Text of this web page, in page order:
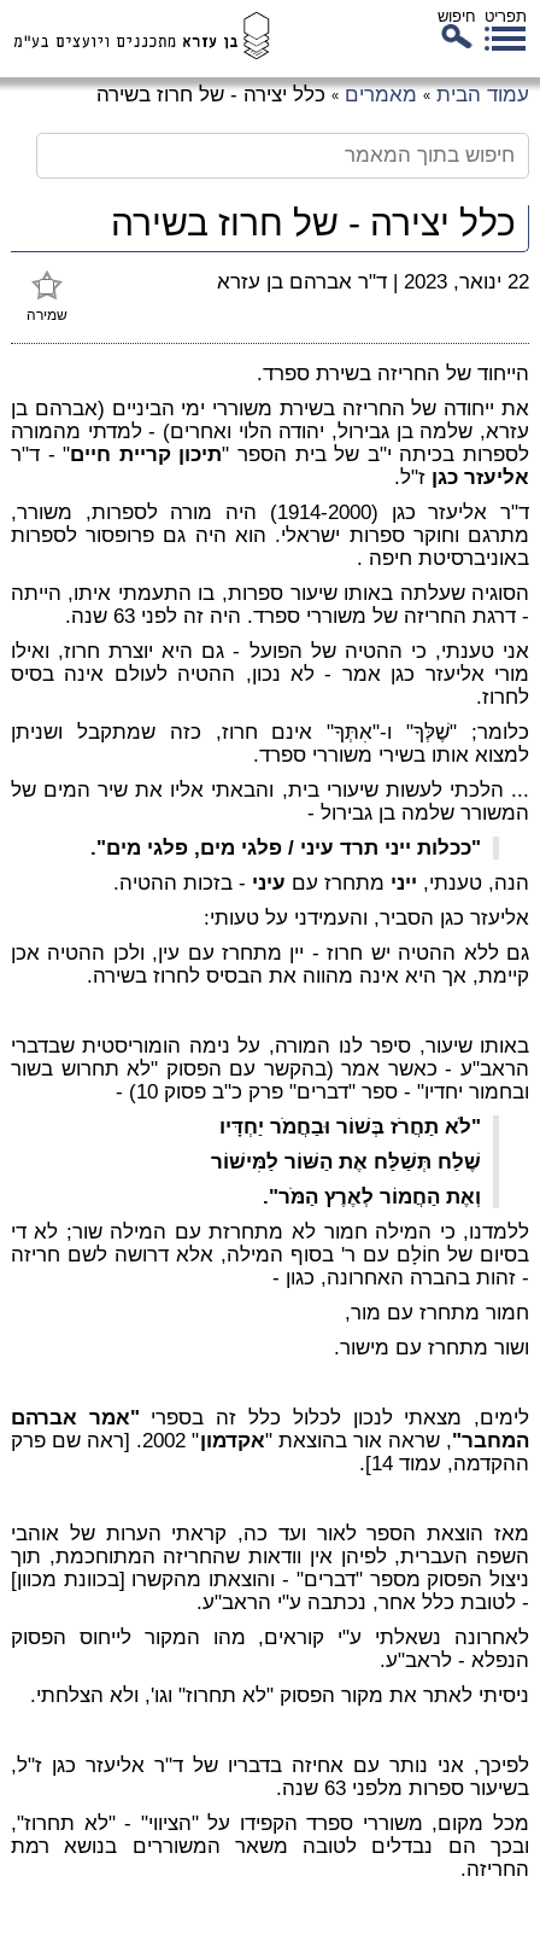
תפריט חיפוש
עמוד הבית » מאמרים » כלל יצירה - של חרוז בשירה
כלל יצירה - של חרוז בשירה
שמירה
22 ינואר, 2023 | ד"ר אברהם בן עזרא
הייחוד של החריזה בשירת ספרד.
את ייחודה של החריזה בשירת משוררי ימי הביניים (אברהם בן
עזרא, שלמה בן גבירול, יהודה הלוי ואחרים) - למדתי מהמורה
לספרות בכיתה י"ב של בית הספר "תיכון קריית חיים" - ד"ר
אליעזר כגן ז"ל.
ד"ר אליעזר כגן (1914-2000) היה מורה לספרות, משורר,
מתרגם וחוקר ספרות ישראלי. הוא היה גם פרופסור לספרות
באוניברסיטת חיפה .
הסוגיה שעלתה באותו שיעור ספרות, בו התעמתי איתו, הייתה
- דרגת החריזה של משוררי ספרד. היה זה לפני 63 שנה.
אני טענתי, כי ההטיה של הפועל - גם היא יוצרת חרוז, ואילו
מורי אליעזר כגן אמר - לא נכון, ההטיה לעולם אינה בסיס
לחרוז.
כלומר; "שֶׁלְּךָ" ו-"אִתְּךָ" אינם חרוז, כזה שמתקבל ושניתן
למצוא אותו בשירי משוררי ספרד.
... הלכתי לעשות שיעורי בית, והבאתי אליו את שיר המים של
המשורר שלמה בן גבירול -
"ככלות ייני תרד עיני / פלגי מים, פלגי מים".
הנה, טענתי, ייני מתחרז עם עיני - בזכות ההטיה.
אליעזר כגן הסביר, והעמידני על טעותי:
גם ללא ההטיה יש חרוז - יין מתחרז עם עין, ולכן ההטיה אכן
קיימת, אך היא אינה מהווה את הבסיס לחרוז בשירה.
באותו שיעור, סיפר לנו המורה, על נימה הומוריסטית שבדברי
הראב"ע - כאשר אמר (בהקשר עם הפסוק "לא תחרוש בשור
ובחמור יחדיו" - ספר "דברים" פרק כ"ב פסוק 10) -
"לֹא תַחֲרֹז בְּשׁוֹר וּבַחֲמֹר יַחְדָּיו
שֶׁלַח תְּשַׁלַּח אֶת הַשּׁוֹר לַמִּישׁוֹר
וְאֶת הַחֲמוֹר לְאֶרֶץ הַמֹּר".
ללמדנו, כי המילה חמור לא מתחרזת עם המילה שור; לא די
בסיום של חוֹלָם עם ר' בסוף המילה, אלא דרושה לשם חריזה
- זהות בהברה האחרונה, כגון -
חמור מתחרז עם מור,
ושור מתחרז עם מישור.
לימים, מצאתי לנכון לכלול כלל זה בספרי "אמר אברהם
המחבר", שראה אור בהוצאת "אקדמון
" 2002. [ראה שם פרק
ההקדמה, עמוד 14].
מאז הוצאת הספר לאור ועד כה, קראתי הערות של אוהבי
השפה העברית, לפיהן אין וודאות שהחריזה המתוחכמת, תוך
ניצול הפסוק מספר "דברים" - והוצאתו מהקשרו [בכוונת מכוון]
- לטובת כלל אחר, נכתבה ע"י הראב"ע.
לאחרונה נשאלתי ע"י קוראים, מהו המקור לייחוס הפסוק
הנפלא - לראב"ע.
ניסיתי לאתר את מקור הפסוק "לא תחרוז" וגו', ולא הצלחתי.
לפיכך, אני נותר עם אחיזה בדבריו של ד"ר אליעזר כגן ז"ל,
בשיעור ספרות מלפני 63 שנה.
מכל מקום, משוררי ספרד הקפידו על "הציווי" - "לא תחרוז",
ובכך הם נבדלים לטובה משאר המשוררים בנושא רמת
החריזה.